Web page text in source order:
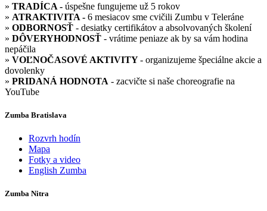
» TRADÍCA - úspešne fungujeme už 5 rokov
» ATRAKTIVITA - 6 mesiacov sme cvičili Zumbu v Teleráne
» ODBORNOSŤ - desiatky certifikátov a absolvovaných školení
» DÔVERYHODNOSŤ - vrátime peniaze ak by sa vám hodina
nepáčila
» VOĽNOČASOVÉ AKTIVITY- organizujeme špeciálne akcie a
dovolenky
» PRIDANÁ HODNOTA - zacvičte si naše choreografie na
YouTube
Zumba Bratislava
Rozvrh hodín
Mapa
Fotky a video
English Zumba
Zumba Nitra